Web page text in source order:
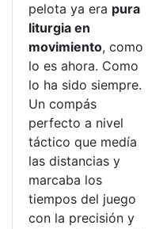
pelota ya era pura
liturgia en
movimiento, como
lo es ahora. Como
lo ha sido siempre.
Un compás
perfecto a nivel
táctico que medía
las distancias y
marcaba los
tiempos del juego
con la precisión y